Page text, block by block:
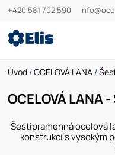
+420 581 702 590
Úvod /OCELOVÁ LANA /
OCELOVÁ
Šestipramenná ocelová
konstrukcí s vysokým